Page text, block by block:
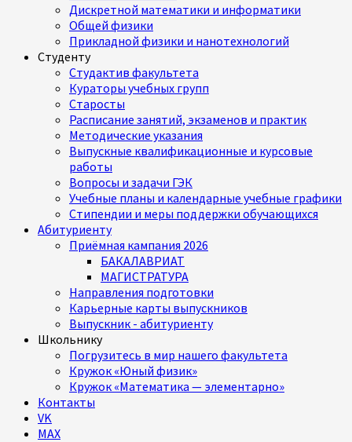
Дискретной математики и информатики
Общей физики
Прикладной физики и нанотехнологий
Студенту
Студактив факультета
Кураторы учебных групп
Старосты
Расписание занятий, экзаменов и практик
Методические указания
Выпускные квалификационные и курсовые
работы
Вопросы и задачи ГЭК
Учебные планы и календарные учебные графики
Стипендии и меры поддержки обучающихся
Абитуриенту
Приёмная кампания 2026
БАКАЛАВРИАТ
МАГИСТРАТУРА
Направления подготовки
Карьерные карты выпускников
Выпускник - абитуриенту
Школьнику
Погрузитесь в мир нашего факультета
Кружок «Юный физик»
Кружок «Математика — элементарно»
Контакты
VK
MAX